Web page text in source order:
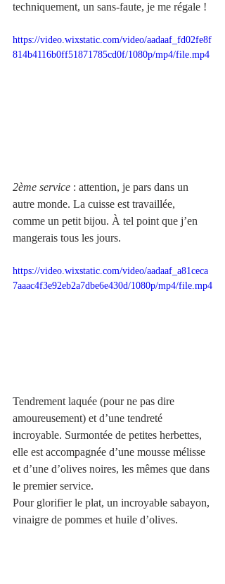
techniquement, un sans-faute, je me régale !
https://video.wixstatic.com/video/aadaaf_fd02fe8f
814b4116b0ff51871785cd0f/1080p/mp4/file.mp4
2ème service : attention, je pars dans un
autre monde. La cuisse est travaillée,
comme un petit bijou. À tel point que j’en
mangerais tous les jours.
https://video.wixstatic.com/video/aadaaf_a81ceca
7aaac4f3e92eb2a7dbe6e430d/1080p/mp4/file.mp4
Tendrement laquée (pour ne pas dire
amoureusement) et d’une tendreté
incroyable. Surmontée de petites herbettes,
elle est accompagnée d’une mousse mélisse
et d’une d’olives noires, les mêmes que dans
le premier service.
Pour glorifier le plat, un incroyable sabayon,
vinaigre de pommes et huile d’olives.